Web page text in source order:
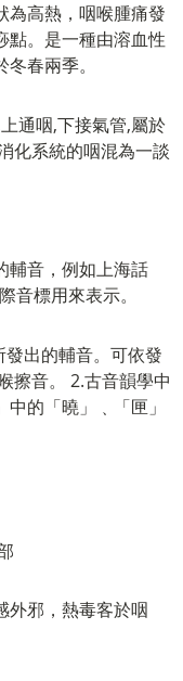
為高熱，咽喉腫痛發
點。是一種由溶血性
春兩季。
通咽,下接氣管,屬於
化系統的咽混為一談
輔音，例如上海話
音標用來表示。
出的輔音。可依發
擦音。 2.古音韻學中
的「曉」﹑「匣」
外邪，熱毒客於咽